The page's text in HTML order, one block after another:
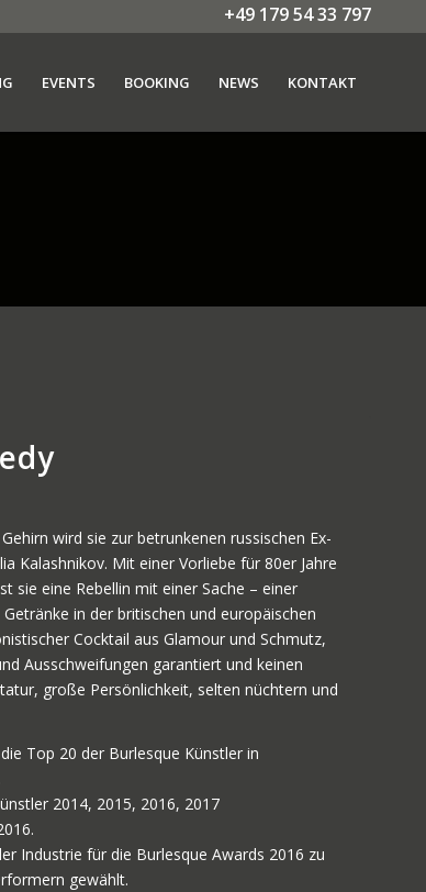
+49 179 54 33 797
EVENTS BOOKING NEWS KONTAKT
wird sie zur betrunkenen russischen Ex-
Kalashnikov. Mit einer Vorliebe für 80er Jahre
sie eine Rebellin mit einer Sache – einer
in der britischen und europäischen
Cocktail aus Glamour und Schmutz,
Ausschweifungen garantiert und keinen
große Persönlichkeit, selten nüchtern und
Top 20 der Burlesque Künstler in
2014, 2015, 2016, 2017
Industrie für die Burlesque Awards 2016 zu
gewählt.